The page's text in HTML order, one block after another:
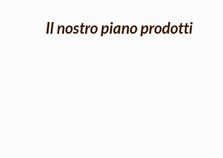
Il nostro piano prodotti